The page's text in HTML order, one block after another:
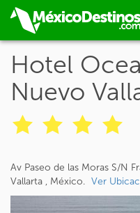
Hotel
Nuevo
Av Paseo de las Moras S/N
Vallarta , México. Ver